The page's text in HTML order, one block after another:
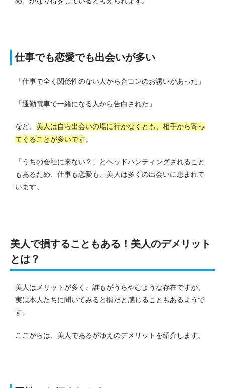
仕事でも恋愛でも出会いが多い
「仕事で全く関係性のない人から合コンのお誘いがあった」
「通勤電車で一緒になる人から告白された」
など、 美人は自ら出会いの場に行かなくとも、相手から寄っ
てくることが多いです。
「うちの会社に来ない？」とヘッドハンティングされること
もあるため、仕事も恋愛も、美人は多くの出会いに恵まれて
います。
美人で損することもある！美人のデメリット
とは？
美人はメリットが多く、誰もがうらやむような存在ですが、
実は本人たちに聞いてみると損だと感じることもあるようで
す。
ここからは、美人であるがゆえのデメリットを紹介します。